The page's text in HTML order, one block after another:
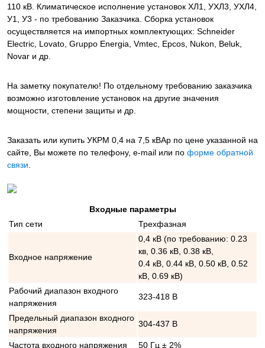
110 кВ. Климатическое исполнение установок ХЛ1, УХЛ3, УХЛ4,
У1, У3 - по требованию Заказчика. Сборка установок
осуществляется на импортных комплектующих: Schneider
Electric, Lovato, Gruppo Energia, Vmtec, Epcos, Nukon, Beluk,
Novar и др.
На заметку покупателю! По отдельному требованию заказчика
возможно изготовление установок на другие значения
мощности, степени защиты и др.
Заказать или купить УКРМ 0,4 на 7,5 кВАр по цене указанной на
сайте, Вы можете по телефону, e-mail или по форме обратной
связи.
Входные параметры
Тип сети
Трехфазная
Входное напряжение
0,4 кВ (по требованию: 0.23
кв, 0.36 кВ, 0.38 кВ,
0.4 кВ, 0.44 кВ, 0.50 кВ, 0.52
кВ, 0.69 кВ)
Рабочий диапазон входного
напряжения
323-418 В
Предельный диапазон входного
напряжения
304-437 В
Частота входного напряжения
50 Гц ± 2%